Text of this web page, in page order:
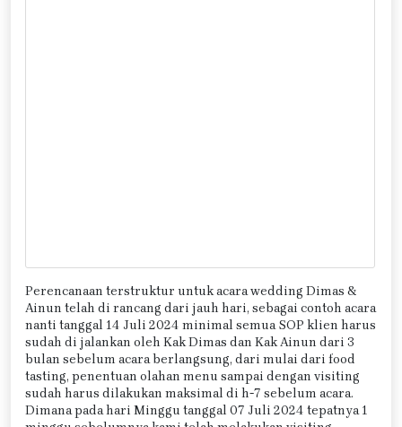
Perencanaan terstruktur untuk acara wedding Dimas &
Ainun telah di rancang dari jauh hari, sebagai contoh acara
nanti tanggal 14 Juli 2024 minimal semua SOP klien harus
sudah di jalankan oleh Kak Dimas dan Kak Ainun dari 3
bulan sebelum acara berlangsung, dari mulai dari food
tasting, penentuan olahan menu sampai dengan visiting
sudah harus dilakukan maksimal di h-7 sebelum acara.
Dimana pada hari Minggu tanggal 07 Juli 2024 tepatnya 1